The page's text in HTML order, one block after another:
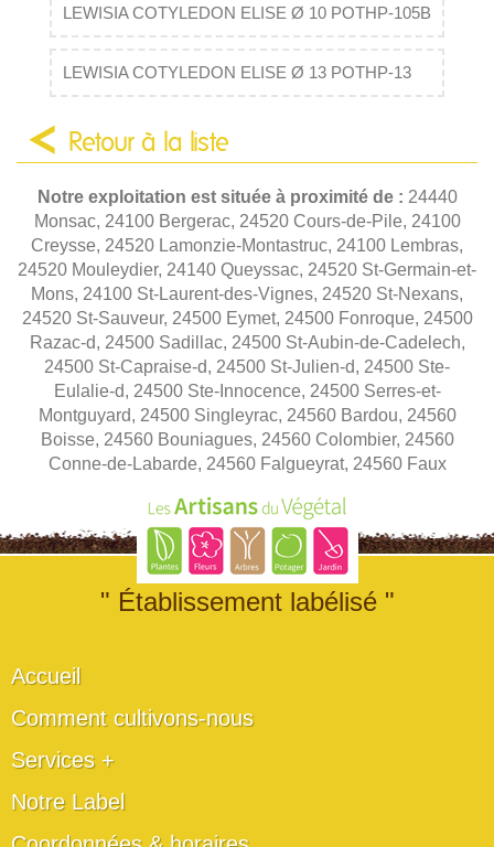
LEWISIA COTYLEDON ELISE Ø 10 POTHP-105B
LEWISIA COTYLEDON ELISE Ø 13 POTHP-13
Retour à la liste
Notre exploitation est située à proximité de : 24440
Monsac, 24100 Bergerac, 24520 Cours-de-Pile, 24100
Creysse, 24520 Lamonzie-Montastruc, 24100 Lembras,
24520 Mouleydier, 24140 Queyssac, 24520 St-Germain-et-
Mons, 24100 St-Laurent-des-Vignes, 24520 St-Nexans,
24520 St-Sauveur, 24500 Eymet, 24500 Fonroque, 24500
Razac-d, 24500 Sadillac, 24500 St-Aubin-de-Cadelech,
24500 St-Capraise-d, 24500 St-Julien-d, 24500 Ste-
Eulalie-d, 24500 Ste-Innocence, 24500 Serres-et-
Montguyard, 24500 Singleyrac, 24560 Bardou, 24560
Boisse, 24560 Bouniagues, 24560 Colombier, 24560
Conne-de-Labarde, 24560 Falgueyrat, 24560 Faux
" Établissement labélisé "
Accueil
Comment cultivons-nous
Services +
Notre Label